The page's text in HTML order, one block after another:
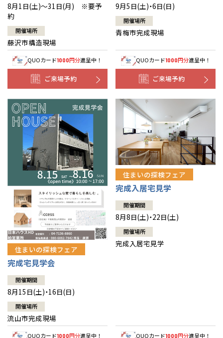
8月1日(土)～31日(月) ※要予
約
開催場所
藤沢市構造現場
QUOカード1000円分進呈中！
ご来場予約
9月5日(土)・6日(日)
開催場所
青梅市完成現場
QUOカード1000円分進呈中！
ご来場予約
住まいの探検フェア
完成宅見学会
開催期間
8月15日(土)・16日(日)
開催場所
流山市完成現場
QUOカード1000円分進呈中！
住まいの探検フェア
完成入居宅見学
開催期間
8月8日(土)・22日(土)
開催場所
完成入居宅見学
QUOカード1000円分進呈中！